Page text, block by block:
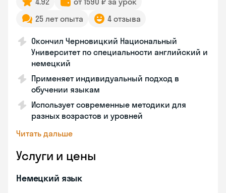
25 лет опыта
4 отзыва
Окончил Черновицкий Национальный
Университет по специальности английский и
немецкий
Применяет индивидуальный подход в
обучении языкам
Использует современные методики для
разных возрастов и уровней
Читать дальше
Услуги и цены
Немецкий язык